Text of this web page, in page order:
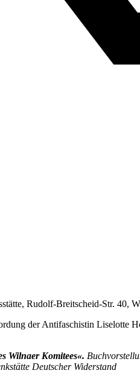
Rudolf-Breitscheid-Str. 40,
der Antifaschistin Liselotte
Wilnaer Komitees«.
Deutscher Widerstand